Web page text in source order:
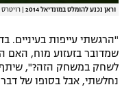
וראן נכנע להומלס במונדיאל 2014 רויטרס
"הרגשתי עייפות בעיניים.
שמדובר בזעזוע מוח, האם
לשחק במשחק הזה?", שיתף
נחלשתי, אבל בסופו של